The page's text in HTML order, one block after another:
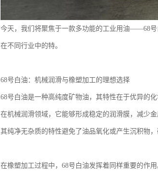
今天，我们将聚焦于一款多功能的工业用油——68
在不同行业中的特。
68号白油：机械润滑与橡塑加工的理想选择
68号白油是一种高纯度矿物油，其特性在于优异的
在机械润滑领域，它能够形成稳定的润滑膜，减少
其纯净无杂质的特性避免了油品氧化或产生沉积物，
在橡塑加工过程中，68号白油发挥着同样重要的作用